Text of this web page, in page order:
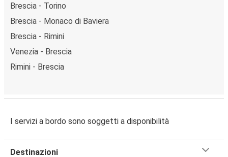
Brescia - Torino
Brescia - Monaco di Baviera
Brescia - Rimini
Venezia - Brescia
Rimini - Brescia
I servizi a bordo sono soggetti a disponibilità
Destinazioni